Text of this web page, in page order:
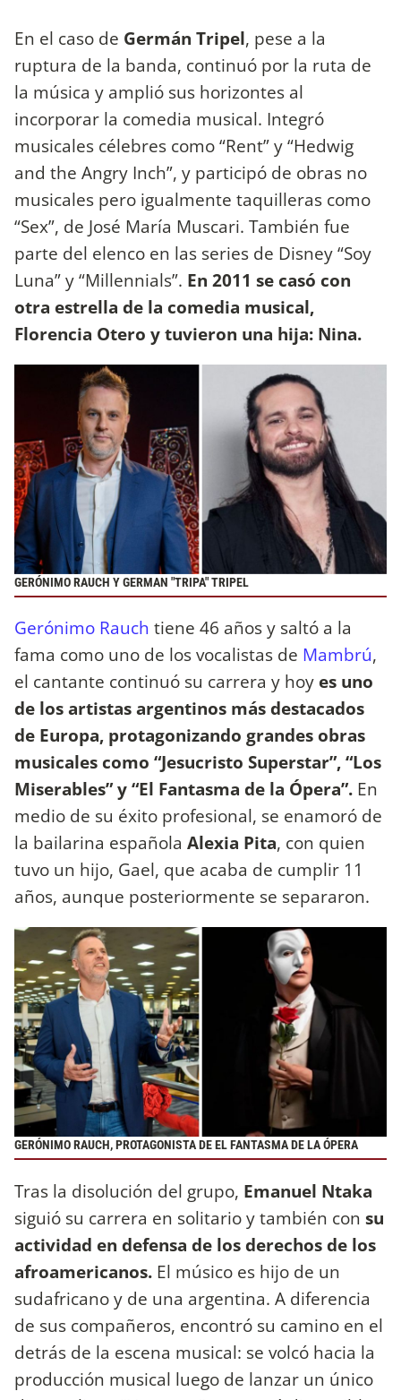
En el caso de Germán Tripel, pese a la
ruptura de la banda, continuó por la ruta de
la música y amplió sus horizontes al
incorporar la comedia musical. Integró
musicales célebres como “Rent” y “Hedwig
and the Angry Inch”, y participó de obras no
musicales pero igualmente taquilleras como
“Sex”, de José María Muscari. También fue
parte del elenco en las series de Disney “Soy
Luna” y “Millennials”. En 2011 se casó con
otra estrella de la comedia musical,
Florencia Otero y tuvieron una hija: Nina.
GERÓNIMO RAUCH Y GERMAN "TRIPA" TRIPEL
Gerónimo Rauch tiene 46 años y saltó a la
fama como uno de los vocalistas de Mambrú,
el cantante continuó su carrera y hoy es uno
de los artistas argentinos más destacados
de Europa, protagonizando grandes obras
musicales como “Jesucristo Superstar”, “Los
Miserables” y “El Fantasma de la Ópera”. En
medio de su éxito profesional, se enamoró de
la bailarina española Alexia Pita, con quien
tuvo un hijo, Gael, que acaba de cumplir 11
años, aunque posteriormente se separaron.
GERÓNIMO RAUCH, PROTAGONISTA DE EL FANTASMA DE LA ÓPERA
Tras la disolución del grupo, Emanuel Ntaka
siguió su carrera en solitario y también con su
actividad en defensa de los derechos de los
afroamericanos. El músico es hijo de un
sudafricano y de una argentina. A diferencia
de sus compañeros, encontró su camino en el
detrás de la escena musical: se volcó hacia la
producción musical luego de lanzar un único